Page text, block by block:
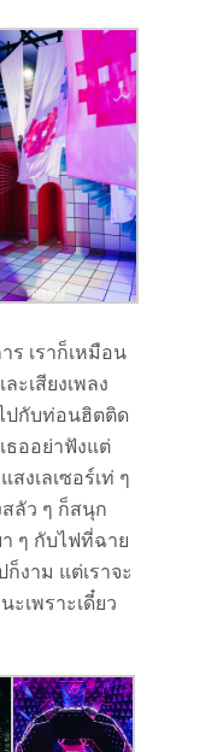
ร เราก็เหมือน
ะเสียงเพลง
ปกับท่อนฮิตติด
ธออย่าฟังแต่
สงเลเซอร์เท่ ๆ
ลัว ๆ ก็สนุก
ๆ กับไฟที่ฉาย
งาม แต่เราจะ
เพราะเดี๋ยว